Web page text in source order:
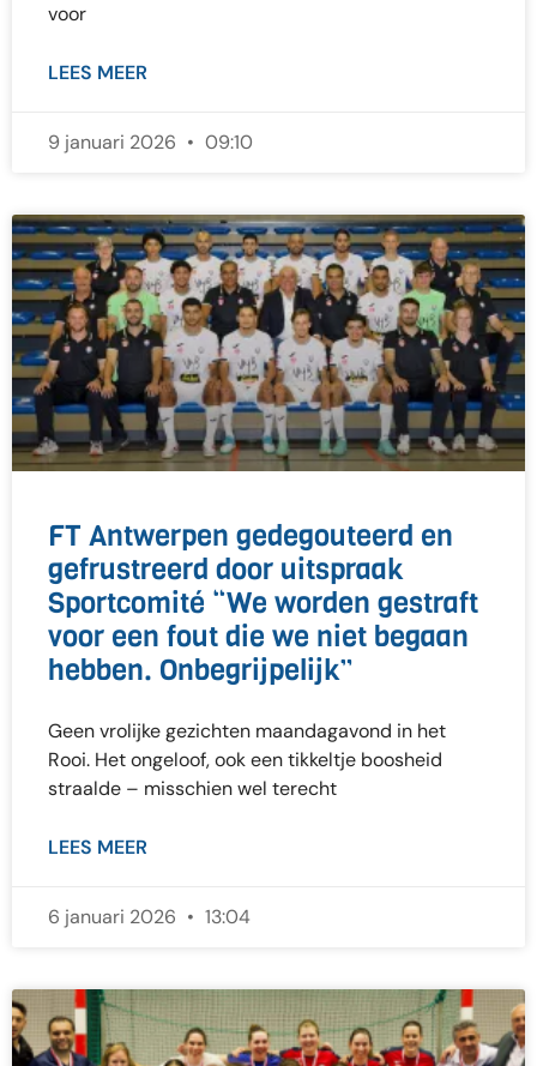
voor
LEES MEER
9 januari 2026 09:10
FT Antwerpen gedegouteerd en
gefrustreerd door uitspraak
Sportcomité “We worden gestraft
voor een fout die we niet begaan
hebben. Onbegrijpelijk”
Geen vrolijke gezichten maandagavond in het
Rooi. Het ongeloof, ook een tikkeltje boosheid
straalde – misschien wel terecht
LEES MEER
6 januari 2026 13:04